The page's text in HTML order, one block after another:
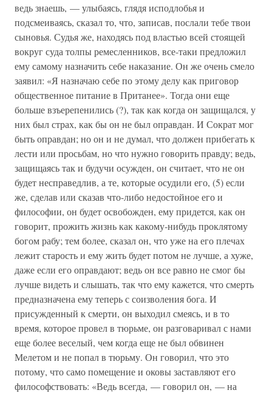
ведь знаешь, — улыбаясь, глядя исподлобья и
подсмеиваясь, сказал то, что, записав, послали тебе твои
сыновья. Судья же, находясь под властью всей стоящей
вокруг суда толпы ремесленников, все-таки предложил
ему самому назначить себе наказание. Он же очень смело
заявил: «Я назначаю себе по этому делу как приговор
общественное питание в Пританее». Тогда они еще
больше взъерепенились (?), так как когда он защищался, у
них был страх, как бы он не был оправдан. И Сократ мог
быть оправдан; но он и не думал, что должен прибегать к
лести или просьбам, но что нужно говорить правду; ведь,
защищаясь так и будучи осужден, он считает, что не он
будет несправедлив, а те, которые осудили его, (5) если
же, сделав или сказав что-либо недостойное его и
философии, он будет освобожден, ему придется, как он
говорит, прожить жизнь как какому-нибудь проклятому
богом рабу; тем более, сказал он, что уже на его плечах
лежит старость и ему жить будет потом не лучше, а хуже,
даже если его оправдают; ведь он все равно не смог бы
лучше видеть и слышать, так что ему кажется, что смерть
предназначена ему теперь с соизволения бога. И
присужденный к смерти, он выходил смеясь, и в то
время, которое провел в тюрьме, он разговаривал с нами
еще более веселый, чем когда еще не был обвинен
Мелетом и не попал в тюрьму. Он говорил, что это
потому, что само помещение и оковы заставляют его
философствовать: «Ведь всегда, — говорил он, — на